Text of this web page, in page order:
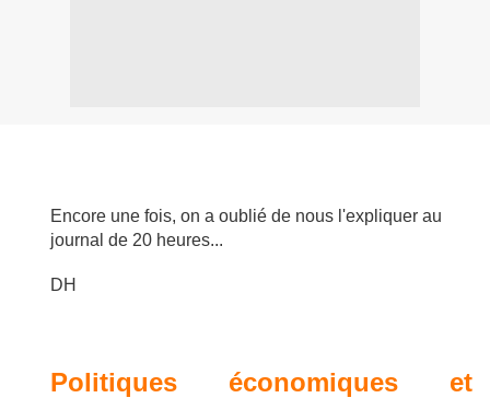
Encore une fois, on a oublié de nous l'expliquer au
journal de 20 heures...
DH
Politiques économiques et